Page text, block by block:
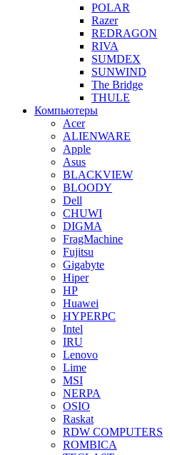
POLAR
Razer
REDRAGON
RIVA
SUMDEX
SUNWIND
The Bridge
THULE
Компьютеры
Acer
ALIENWARE
Apple
Asus
BLACKVIEW
BLOODY
Dell
CHUWI
DIGMA
FragMachine
Fujitsu
Gigabyte
Hiper
HP
Huawei
HYPERPC
Intel
IRU
Lenovo
Lime
MSI
NERPA
OSIO
Raskat
RDW COMPUTERS
ROMBICA